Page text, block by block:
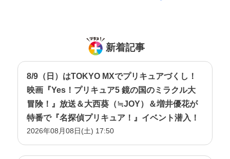
新着記事
8/9（日）はTOKYO MXでプリキュアづくし！
映画『Yes！プリキュア5 鏡の国のミラクル大
冒険！』放送＆大西葵（≒JOY）＆増井優花が
特番で『名探偵プリキュア！』イベント潜入！
2026年08月08日(土) 17:50